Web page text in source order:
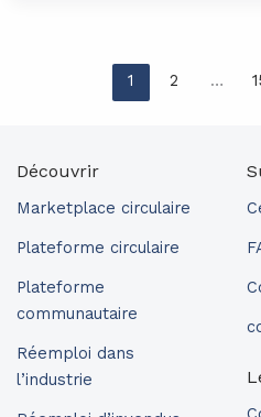
1 2 …
Découvrir
Marketplace circulaire
Plateforme circulaire
Plateforme
communautaire
Réemploi dans
l’industrie